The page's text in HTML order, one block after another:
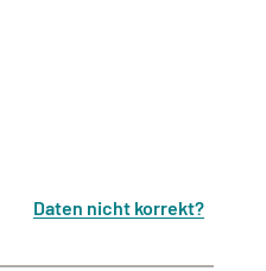
Daten nicht korrekt?